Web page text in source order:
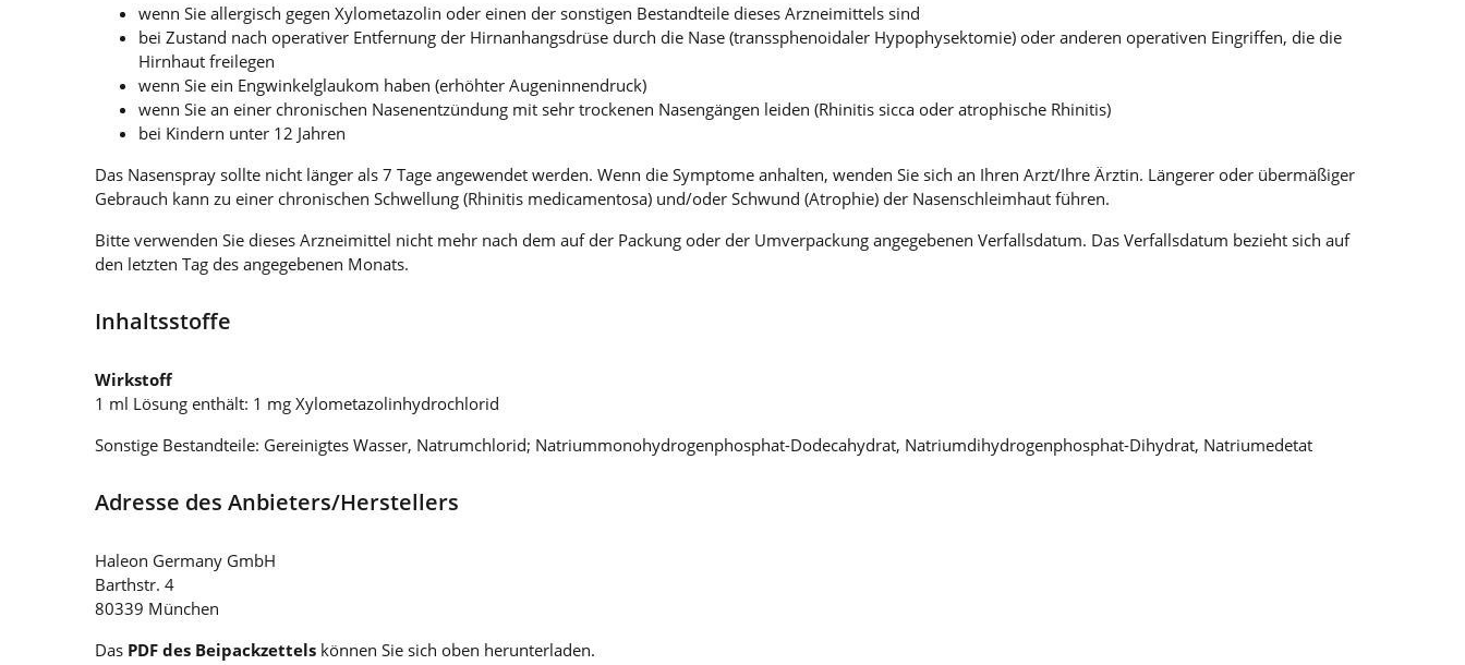
wenn Sie allergisch gegen Xylometazolin oder einen der sonstigen Bestandteile dieses Arzneimittels sind
bei Zustand nach operativer Entfernung der Hirnanhangsdrüse durch die Nase (transsphenoidaler Hypophysektomie) oder anderen operativen Eingriffen, die die
Hirnhaut freilegen
wenn Sie ein Engwinkelglaukom haben (erhöhter Augeninnendruck)
wenn Sie an einer chronischen Nasenentzündung mit sehr trockenen Nasengängen leiden (Rhinitis sicca oder atrophische Rhinitis)
bei Kindern unter 12 Jahren
Das Nasenspray sollte nicht länger als 7 Tage angewendet werden. Wenn die Symptome anhalten, wenden Sie sich an Ihren Arzt/Ihre Ärztin. Längerer oder übermäßiger
Gebrauch kann zu einer chronischen Schwellung (Rhinitis medicamentosa) und/oder Schwund (Atrophie) der Nasenschleimhaut führen.
Bitte verwenden Sie dieses Arzneimittel nicht mehr nach dem auf der Packung oder der Umverpackung angegebenen Verfallsdatum. Das Verfallsdatum bezieht sich auf
den letzten Tag des angegebenen Monats.
Inhaltsstoffe
Wirkstoff
1 ml Lösung enthält: 1 mg Xylometazolinhydrochlorid
Sonstige Bestandteile: Gereinigtes Wasser, Natrumchlorid; Natriummonohydrogenphosphat-Dodecahydrat, Natriumdihydrogenphosphat-Dihydrat, Natriumedetat
Adresse des Anbieters/Herstellers
Haleon Germany GmbH
Barthstr. 4
80339 München
Das PDF des Beipackzettels können Sie sich oben herunterladen.